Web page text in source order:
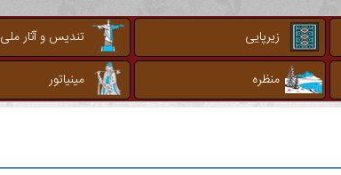
زیرپایی تندیس و آثار ملی
منظره مینیاتور